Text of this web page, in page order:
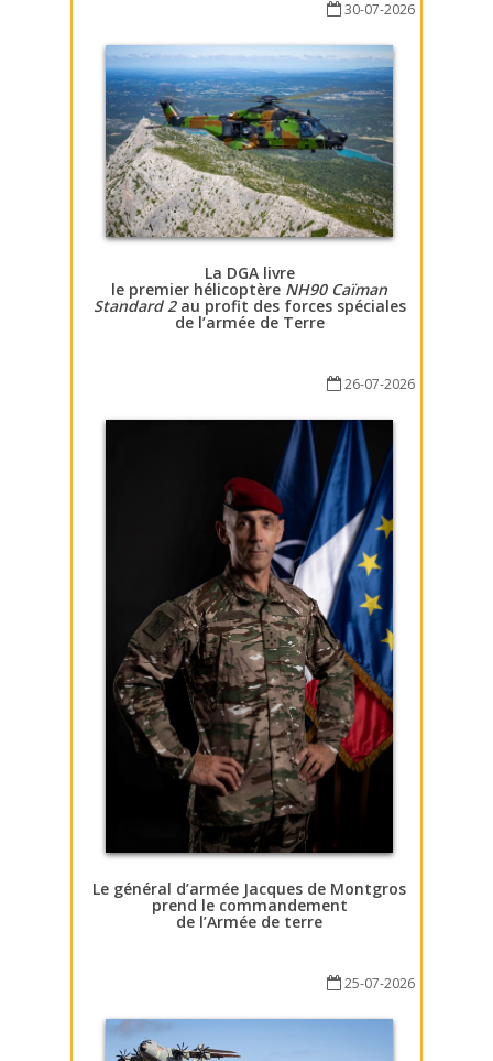
30-07-2026
La DGA livre
le premier hélicoptère NH90 Caïman
Standard 2au profit des forces spéciales
de l’armée de Terre
26-07-2026
Le général d’armée Jacques de Montgros
prend le commandement
de l’Armée de terre
25-07-2026